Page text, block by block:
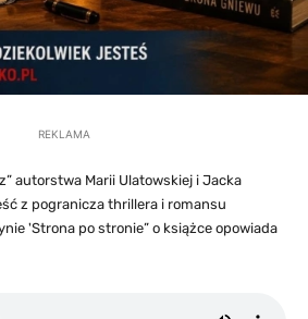
REKLAMA
autorstwa Marii Ulatowskiej i Jacka
z pogranicza thrillera i romansu
'Strona po stronie” o książce opowiada